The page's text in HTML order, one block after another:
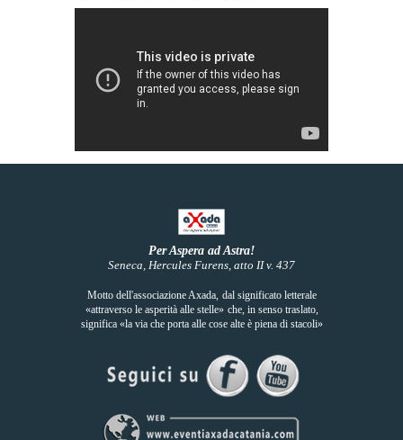
Per Aspera ad Astra!
Seneca, Hercules Furens, atto II v. 437
Motto dell'associazione Axada, dal significato letterale
«attraverso le asperità alle stelle» che, in senso traslato,
significa «la via che porta alle cose alte è piena di stacoli»